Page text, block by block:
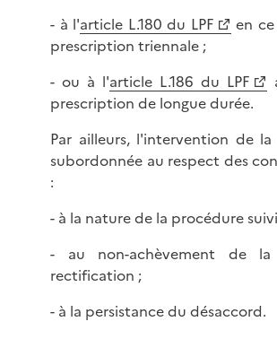
- à l'article L.180 du LPF
en
prescription triennale ;
- ou à l'article L.186 du LPF
prescription de longue durée.
Par ailleurs, l'intervention de la
subordonnée au respect des
:
- à la nature de la procédure
- au non-achèvement de
rectification ;
- à la persistance du désaccord.